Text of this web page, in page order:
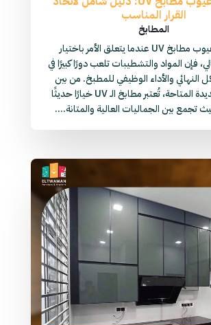
القرار المناسب
المطابخ
مميزات وعيوب مطابخ UV عندما يتعلق الأمر باختيار
فإن المواد والتشطيبات تلعب دورًا كبيرًا في
النهائي والأداء الوظيفي للمطبخ. من بين
الخيارات العديدة المتاحة، تُعتبر مطابخ الـ UV خيارًا حديثًا
تجمع بين الجماليات العالية والمتانة....